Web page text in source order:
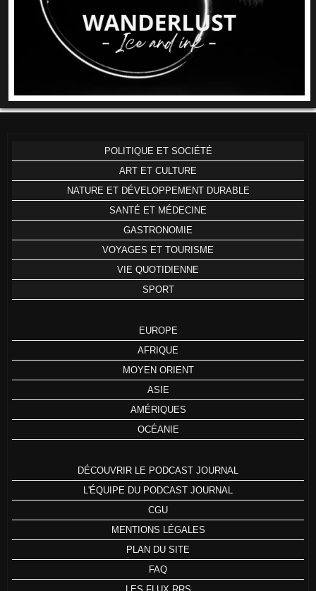
POLITIQUE ET SOCIÉTÉ
ART ET CULTURE
NATURE ET DÉVELOPPEMENT DURABLE
SANTÉ ET MÉDECINE
GASTRONOMIE
VOYAGES ET TOURISME
VIE QUOTIDIENNE
SPORT
EUROPE
AFRIQUE
MOYEN ORIENT
ASIE
AMÉRIQUES
OCÉANIE
DÉCOUVRIR LE PODCAST JOURNAL
L'ÉQUIPE DU PODCAST JOURNAL
CGU
MENTIONS LÉGALES
PLAN DU SITE
FAQ